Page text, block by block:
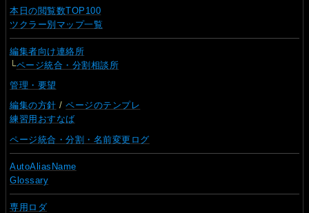
本日の閲覧数TOP100
ツクラー別マップ一覧
編集者向け連絡所
└ページ統合・分割相談所
管理・要望
編集の方針 /ページのテンプレ
練習用おすなば
ページ統合・分割・名前変更ログ
AutoAliasName
Glossary
専用ロダ